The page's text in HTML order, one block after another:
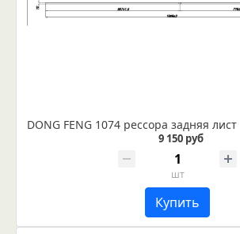
9 150 руб
шт
Купить